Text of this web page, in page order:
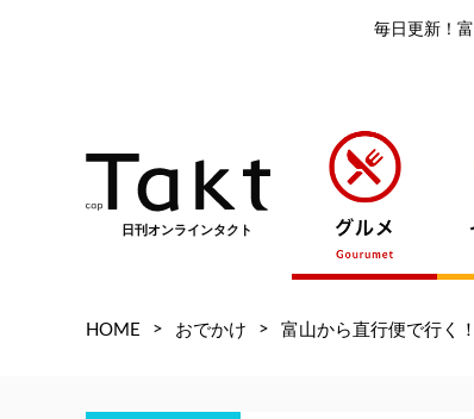
毎日更新！
日刊オンラインタクト
HOME > おでかけ > 富山から直行便で行く